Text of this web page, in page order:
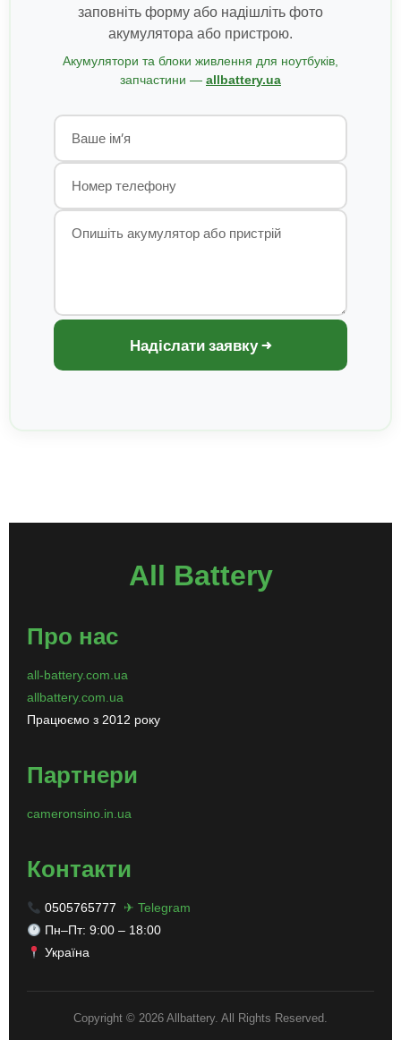
заповніть форму або надішліть фото
акумулятора або пристрою.
Акумулятори та блоки живлення для ноутбуків,
запчастини — allbattery.ua
Надіслати заявку →
All Battery
Про нас
all-battery.com.ua
allbattery.com.ua
Працюємо з 2012 року
Партнери
cameronsino.in.ua
Контакти
0505765777
✈ Telegram
Пн–Пт: 9:00 – 18:00
Україна
Copyright © 2026 Allbattery. All Rights Reserved.